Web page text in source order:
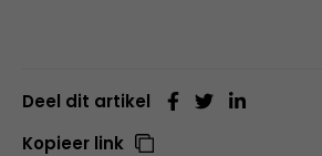
Deel dit artikel
Kopieer link